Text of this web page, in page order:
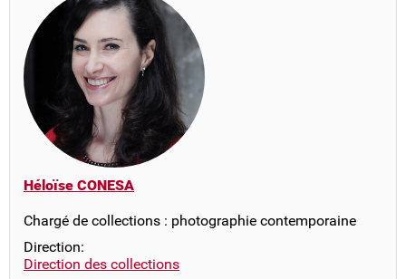
Héloïse CONESA
Chargé de collections : photographie contemporaine
Direction:
Direction des collections